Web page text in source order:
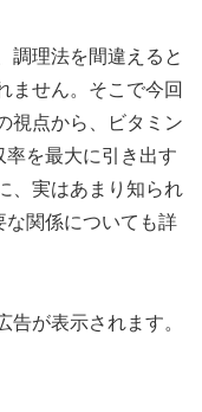
調理法を間違えると
ません。そこで今回
視点から、ビタミン
を最大に引き出す
、実はあまり知られ
な関係についても詳
が表示されます。